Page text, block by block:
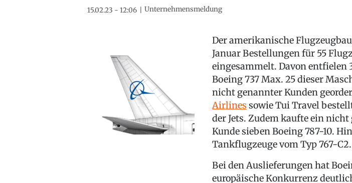
15.02.23 - 12:06 Unternehmensmeldung
Der amerikanische
Januar Bestellungen für 55
eingesammelt. Davon entfielen
Boeing 737 Max. 25 dieser
nicht genannter Kunden
Airlines sowie Tui Travel
der Jets. Zudem kaufte ein
Kunde sieben Boeing 787-10.
Tankflugzeuge vom Typ 767-C2.
Bei den Auslieferungen hat
europäische Konkurrenz